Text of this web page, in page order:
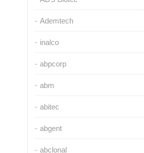
Ademtech
inalco
abpcorp
abm
abitec
abgent
abclonal